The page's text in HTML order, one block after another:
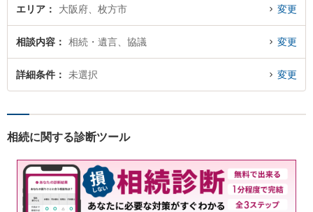
エリア 大阪府、枚方市 変更
相談内容 相続・遺言、協議 変更
詳細条件 未選択 変更
相続に関する診断ツール